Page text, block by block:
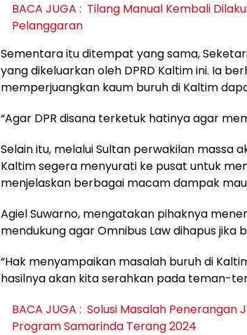
BACA JUGA : Tilang Manual Kembali
Pelanggaran
Sementara itu ditempat yang sama,
yang dikeluarkan oleh DPRD Kaltim ini. Ia
memperjuangkan kaum buruh di Kaltim
“Agar DPR disana terketuk hatinya agar
Selain itu, melalui Sultan perwakilan massa
Kaltim segera menyurati ke pusat untuk
menjelaskan berbagai macam dampak
Agiel Suwarno, mengatakan pihaknya
mendukung agar Omnibus Law dihapus
“Hak menyampaikan masalah buruh di
hasilnya akan kita serahkan pada teman-
BACA JUGA : Solusi Masalah Penerangan
Program Samarinda Terang 2024